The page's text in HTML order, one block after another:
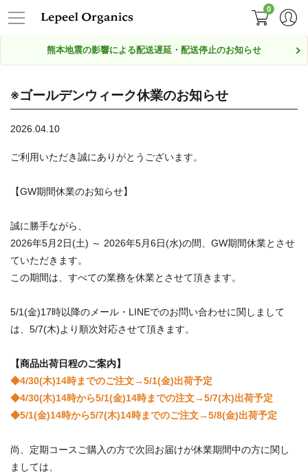
0
熊本地震の影響による配送遅延・配送停止のお知らせ
※ゴールデンウィーク休業のお知らせ
2026.04.10
ご利用いただき誠にありがとうございます。
【GW期間休業のお知らせ】
誠に勝手ながら、
2026年5月2日(土) ～ 2026年5月6日(水)の間、GW期間休業とさせ
ていただきます。
この期間は、すべての業務を休業とさせて頂きます。
5/1(金)17時以降のメール・LINEでのお問い合わせに関しまして
は、5/7(木)より順次対応させて頂きます。
【商品出荷日程のご案内】
◆4/30(木)14時までのご注文→5/1(金)出荷予定
◆4/30(木)14時から5/1(金)14時までの注文→5/7(木)出荷予定
◆5/1(金)14時から5/7(木)14時までのご注文→5/8(金)出荷予定
尚、定期コースご購入の方で次回お届けが休業期間中の方に関し
ましては、